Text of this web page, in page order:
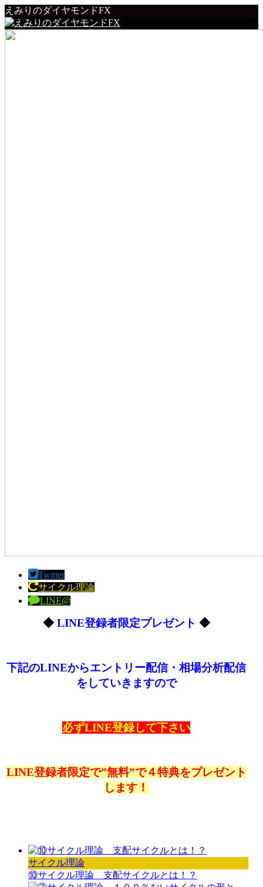
えみりのダイヤモンドFX
Twitter
サイクル理論
LINE@
◆ LINE登録者限定プレゼント ◆
下記のLINEからエントリー配信・相場分析配信
をしていきますので
必ずLINE登録して下さい
LINE登録者限定で”無料”で４特典をプレゼント
します！
サイクル理論
⑩サイクル理論 支配サイクルとは！？